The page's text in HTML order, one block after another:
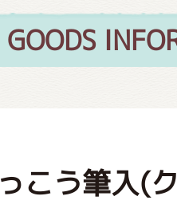
GOODS
こう筆入(
介